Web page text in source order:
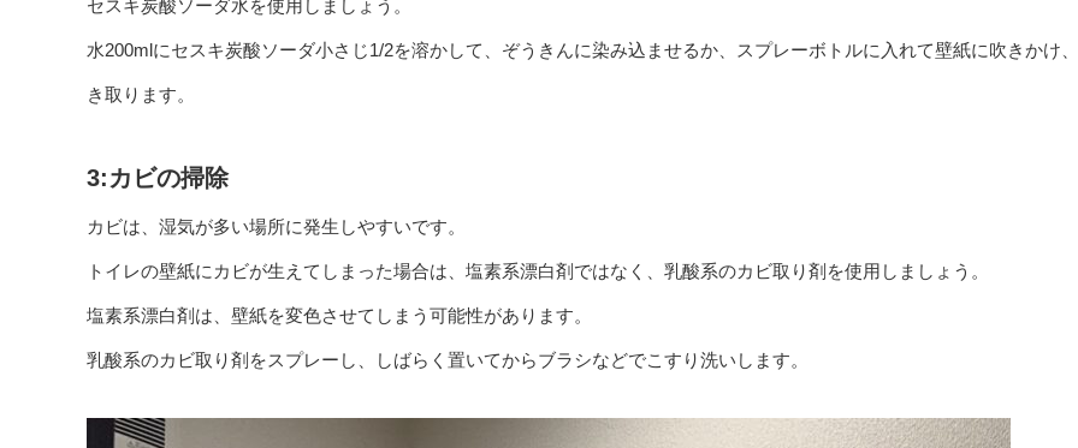
セスキ炭酸ソーダ水を使用しましょう。
水200mlにセスキ炭酸ソーダ小さじ1/2を溶かして、ぞうきんに染み込ませるか、スプレーボトルに入れて壁紙に吹きかけ
き取ります。
3:カビの掃除
カビは、湿気が多い場所に発生しやすいです。
トイレの壁紙にカビが生えてしまった場合は、塩素系漂白剤ではなく、乳酸系のカビ取り剤を使用しましょう。
塩素系漂白剤は、壁紙を変色させてしまう可能性があります。
乳酸系のカビ取り剤をスプレーし、しばらく置いてからブラシなどでこすり洗いします。